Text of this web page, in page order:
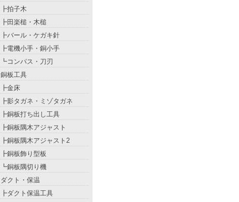
┣拍子木
┣田楽槌・木槌
┣バール・ケガキ針
┣電機小手・銅小手
┗コンパス・刀刃
銅板工具
┣金床
┣影タガネ・ミゾタガネ
┣銅板打ち出し工具
┣銅板隅木アジャスト
┣銅板隅木アジャスト2
┣銅板飾り型板
┗銅板隅切り機
ダクト・保温
┣ダクト保温工具